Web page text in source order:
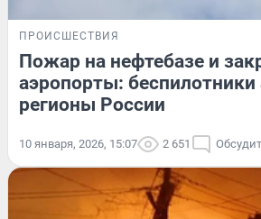
ПРОИСШЕСТВИЯ
Пожар на нефтебазе и
аэропорты: беспилотники
регионы России
10 января, 2026, 15:07 2 651